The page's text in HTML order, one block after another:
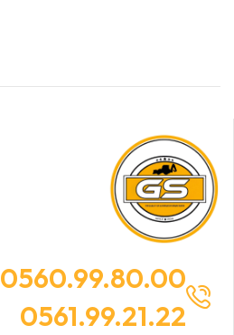
0560.99.80.00
0561.99.21.22